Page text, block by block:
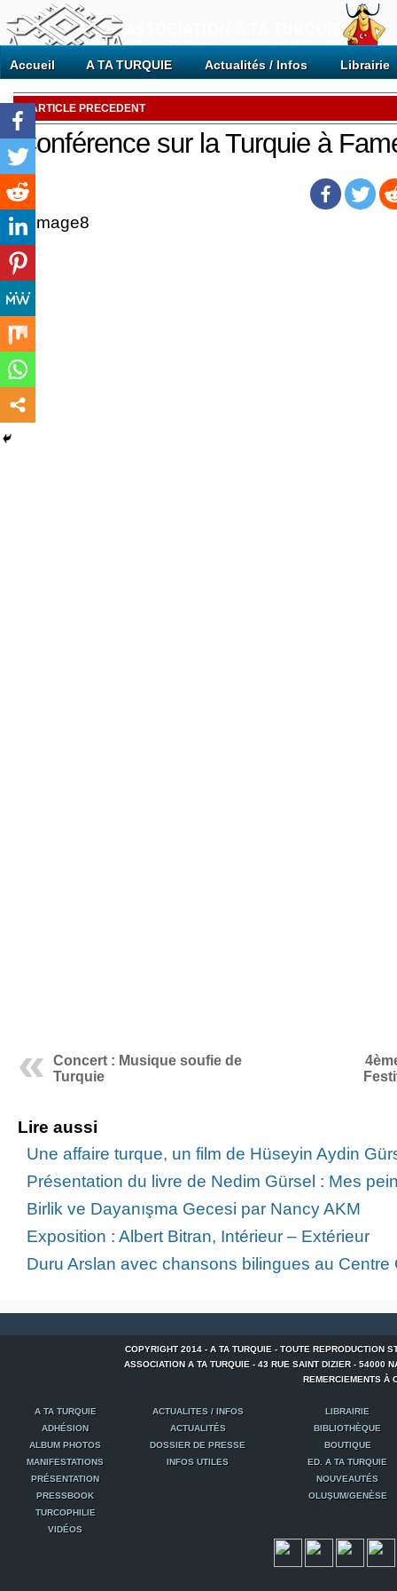
Accueil A TA TURQUIE Actualités / Infos Librairie
ARTICLE PRECEDENT
Conférence sur la Turquie à
Concert : Musique soufie de
Turquie
Lire aussi
Une affaire turque, un film de Hüseyin Aydin
Présentation du livre de Nedim Gürsel : Mes
Birlik ve Dayanışma Gecesi par Nancy AKM
Exposition : Albert Bitran, Intérieur – Extérieur
Duru Arslan avec chansons bilingues au Centre
COPYRIGHT 2014 - A TA TURQUIE - TOUTE REPRODUCTION
ASSOCIATION A TA TURQUIE - 43 RUE SAINT DIZIER -
REMERCIEMENTS À
A TA TURQUIE ACTUALITES / INFOS
LIBRAIRIE
ADHÉSION
ACTUALITÉS
BIBLIOTHÈQUE
ALBUM PHOTOS
DOSSIER DE PRESSE
BOUTIQUE
MANIFESTATIONS
INFOS UTILES
ED. A TA TURQUIE
PRÉSENTATION
NOUVEAUTÉS
PRESSBOOK
OLUŞUM/GENÈSE
TURCOPHILIE
VIDÉOS